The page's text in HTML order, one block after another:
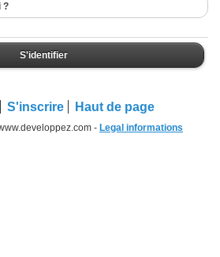
?
S'identifier
S'inscrire Haut de page
- Legal informations